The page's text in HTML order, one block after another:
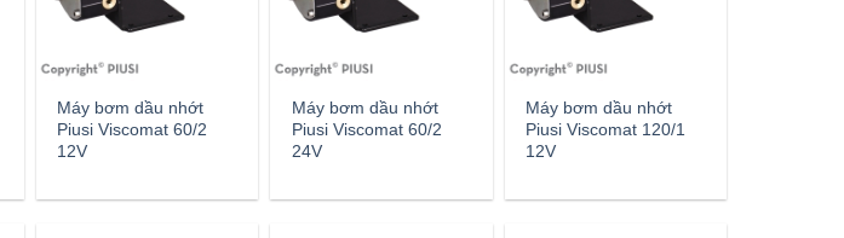
Máy bơm dầu nhớt
Piusi Viscomat 60/2
12V
Máy bơm dầu nhớt
Piusi Viscomat 60/2
24V
Máy bơm dầu nhớt
Piusi Viscomat 120/1
12V